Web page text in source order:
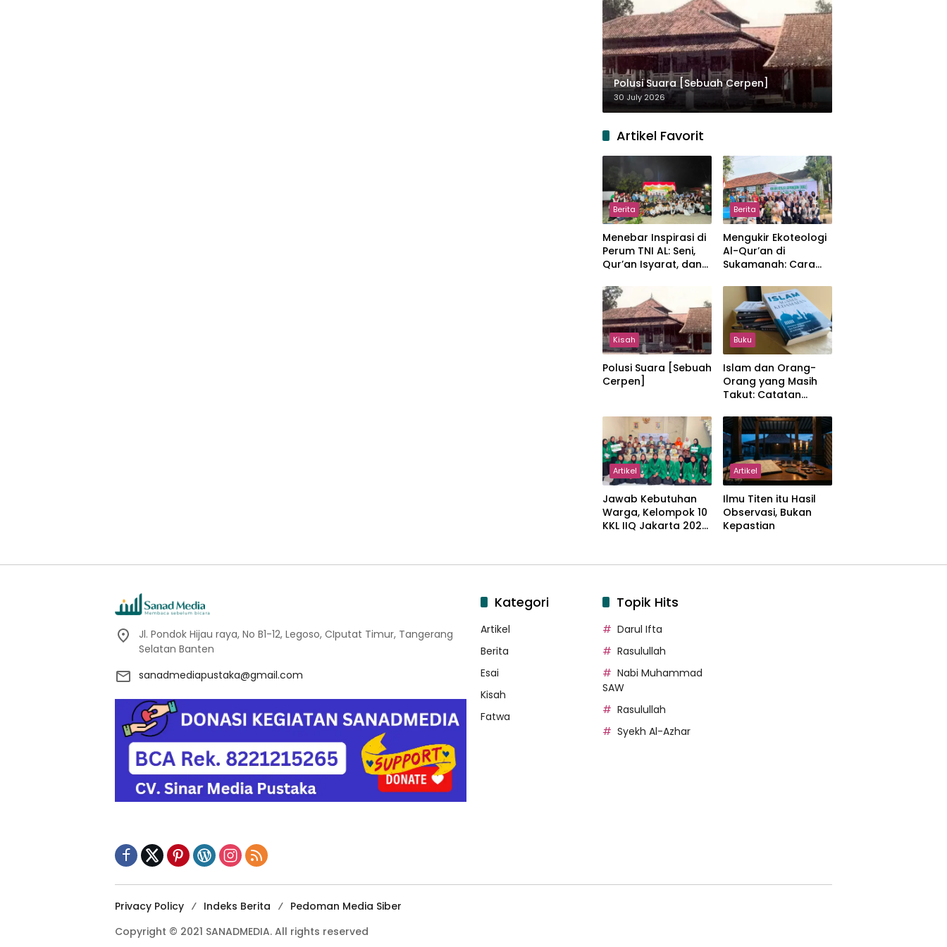
Polusi Suara [Sebuah Cerpen]
30 July 2026
Artikel Favorit
Berita
Menebar Inspirasi di
Perum TNI AL: Seni,
Qur’an Isyarat, dan
Hangat
Berita
Mengukir Ekoteologi
Al-Qur’an di
Sukamanah: Cara
Jakarta Menjaga
Bumi Jonggol
Kisah
Polusi Suara [Sebuah
Cerpen]
Buku
Islam dan Orang-
Orang yang Masih
Takut: Catatan
Kemajemukan, dan
Negara dalam
Pemikiran Masykuri
Abdillah
Artikel
Jawab Kebutuhan
Warga, Kelompok 10
KKL IIQ Jakarta 2026
Sukamanah
Artikel
Ilmu Titen itu Hasil
Observasi, Bukan
Kepastian
Jl. Pondok Hijau raya, No B1-12, Legoso, CIputat Timur, Tangerang
Selatan Banten
sanadmediapustaka@gmail.com
Kategori
Artikel
Berita
Esai
Kisah
Fatwa
Topik Hits
Darul Ifta
Rasulullah
Nabi Muhammad
SAW
Rasulullah
Syekh Al-Azhar
Privacy Policy Indeks Berita
Pedoman Media Siber
Copyright © 2021 SANADMEDIA. All rights reserved